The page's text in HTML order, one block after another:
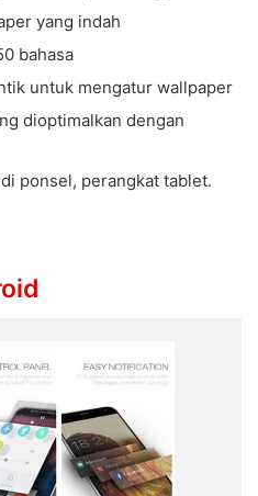
yang indah
bahasa
untuk mengatur wallpaper
dioptimalkan dengan
ponsel, perangkat tablet.